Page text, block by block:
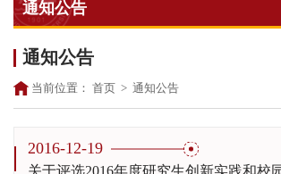
通知公告
通知公告
当前位置： 首页 > 通知公告
2016-12-19